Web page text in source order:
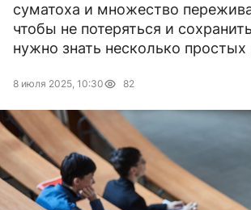
суматоха и множество
чтобы не потеряться и
нужно знать несколько простых
8 июля 2025, 10:30 82